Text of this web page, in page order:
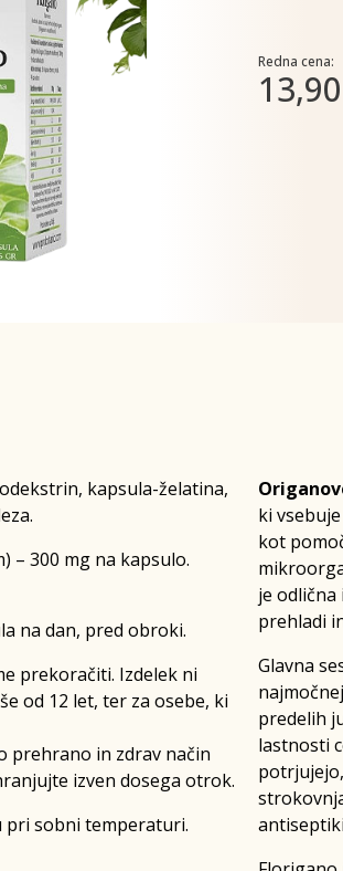
Redna cena:
kapsula-želatina,
300 mg na kapsulo.
na dan, pred obroki.
prekoračiti. Izdelek ni
od 12 let, ter za osebe, ki
prehrano in zdrav način
izven dosega otrok.
pri sobni temperaturi.
ki
kot
je
prehladi
Glavna
predelih
lastnosti